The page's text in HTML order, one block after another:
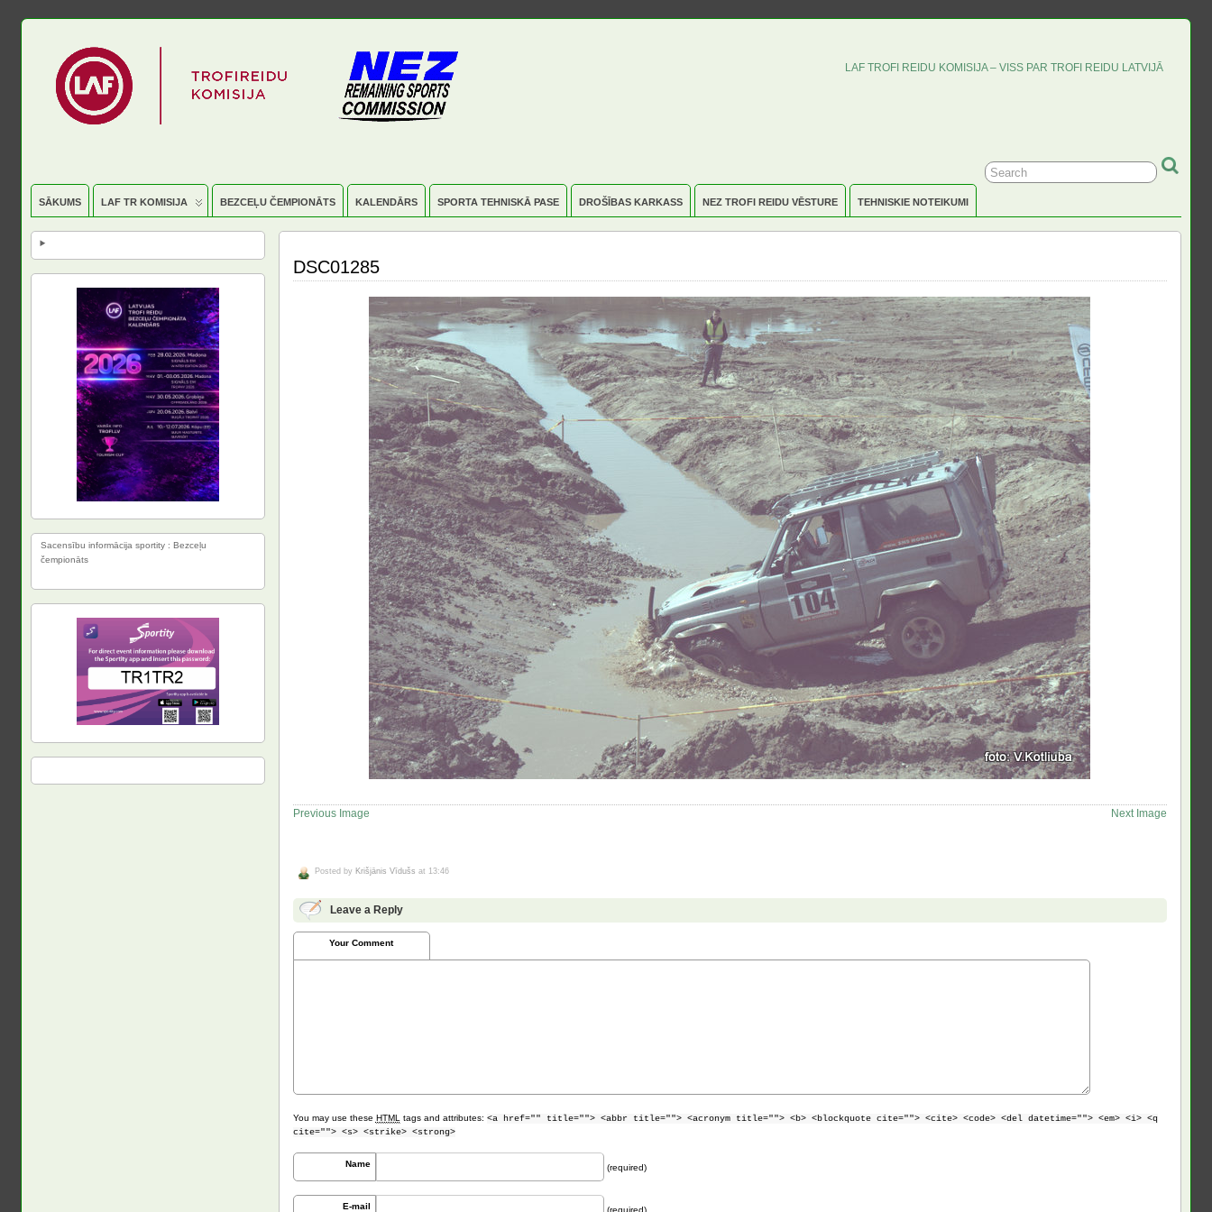
LAF TROFI REIDU KOMISIJA – VISS PAR TROFI REIDU LATVIJĀ
SĀKUMS LAF TR KOMISIJA BEZCEĻU ČEMPIONĀTS KALENDĀRS SPORTA TEHNISKĀ PASE DROŠĪBAS KARKASS NEZ TROFI REIDU VĒSTURE TEHNISKIE NOTEIKUMI
DSC01285
Previous Image Next Image
Posted by Krišjānis Vīdušs at 13:46
Leave a Reply
Your Comment
You may use these HTML tags and attributes: <a href="" title=""> <abbr title=""> <acronym title=""> <b> <blockquote cite=""> <cite> <code> <del datetime=""> <em> <i> <q
cite=""> <s> <strike> <strong>
Name (required)
E-mail (required)
Sacensību informācija sportity : Bezceļu
čempionāts